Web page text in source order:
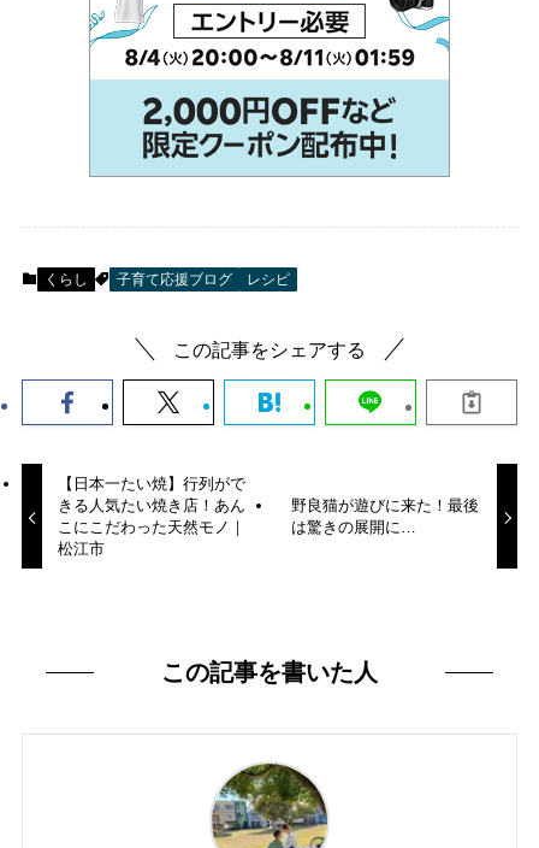
くらし 子育て応援ブログ レシピ
この記事をシェアする
【日本一たい焼】行列がで
きる人気たい焼き店！あん
こにこだわった天然モノ｜
松江市
野良猫が遊びに来た！最後
は驚きの展開に…
この記事を書いた人